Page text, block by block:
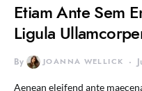
Etiam Ante Sem
Ligula
By JOANNA WELLICK
Aenean eleifend ante